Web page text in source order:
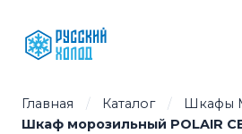
содержимому
Главная / Каталог / Шкафы
Шкаф морозильный POLAIR